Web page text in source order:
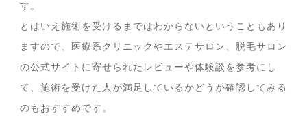
す。
とはいえ施術を受けるまではわからないということもあり
ますので、医療系クリニックやエステサロン、脱毛サロン
の公式サイトに寄せられたレビューや体験談を参考にし
て、施術を受けた人が満足しているかどうか確認してみる
のもおすすめです。